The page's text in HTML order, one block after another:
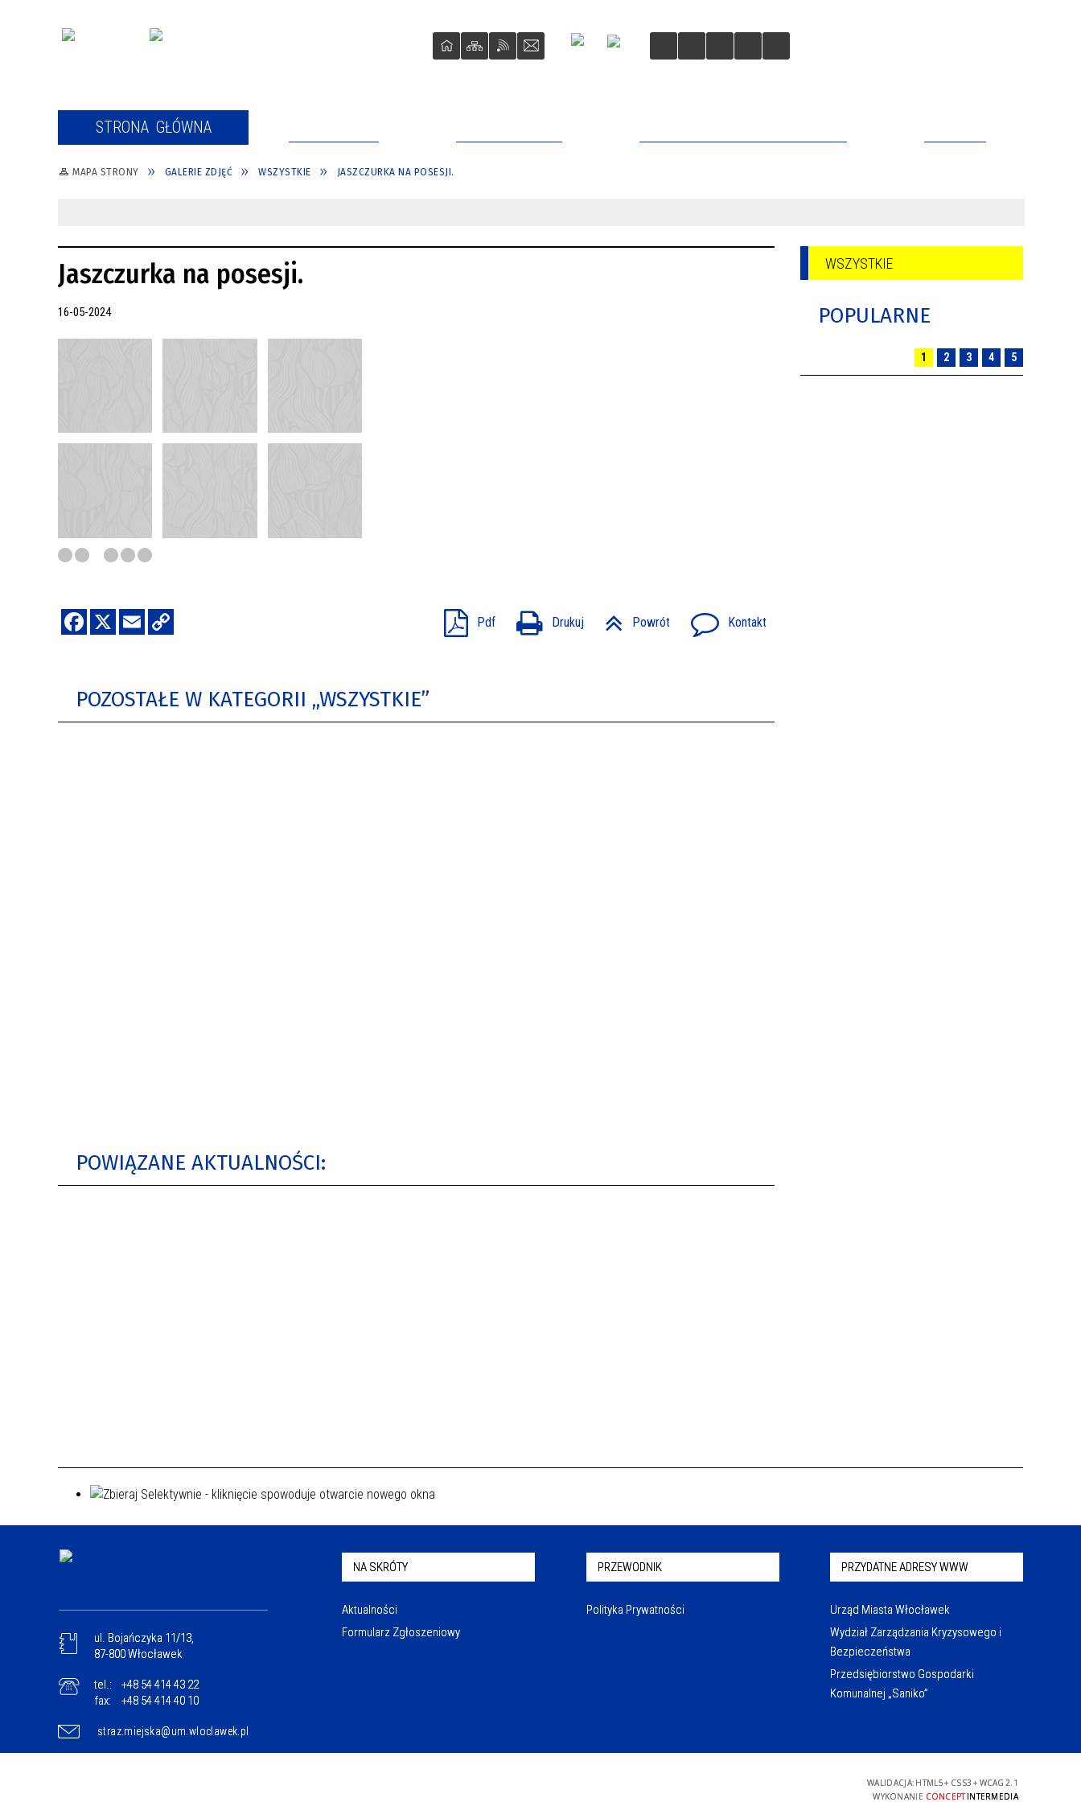
STRONA GŁÓWNA
AKTUALNOŚCI
MAPA STRONY GALERIE ZDJĘĆ WSZYSTKIE JASZCZURKA NA POSESJI.
Jaszczurka na posesji.
16-05-2024
Pdf Drukuj Powrót Kontakt
POZOSTAŁE W KATEGORII „WSZYSTKIE”
POWIĄZANE AKTUALNOŚCI:
WSZYSTKIE
POPULARNE
1 2 3 4 5
ul. Bojańczyka 11/13,
87-800 Włocławek
tel.:
+48 54 414 43 22
fax:
+48 54 414 40 10
straz.miejska@um.wloclawek.pl
NA SKRÓTY
Aktualności
Formularz Zgłoszeniowy
PRZEWODNIK
Polityka Prywatności
PRZYDATNE ADRESY WWW
Urząd Miasta Włocławek
Wydział Zarządzania Kryzysowego i
Bezpieczeństwa
Przedsiębiorstwo Gospodarki
Komunalnej „Saniko”
WALIDACJA: HTML5+ CSS3 + WCAG 2.1
WYKONANIE CONCEPTINTERMEDIA